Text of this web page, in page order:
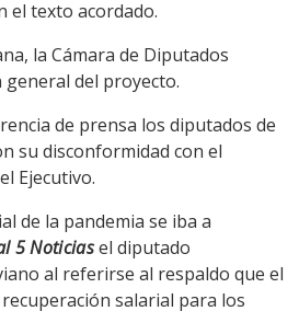
el texto acordado.
la Cámara de Diputados
del proyecto.
de prensa los diputados de
su disconformidad con el
Ejecutivo.
de la pandemia se iba a
5 Noticiasel diputado
al referirse al respaldo que el
salarial para los